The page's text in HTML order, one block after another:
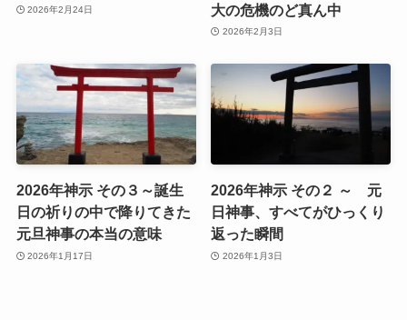
2026年2月24日
大の危機のど真ん中
2026年2月3日
2026年神示 その３～誕生
日の祈りの中で降りてきた
元旦神事の本当の意味
2026年1月17日
2026年神示 その２ ～ 元
日神事、すべてがひっくり
返った瞬間
2026年1月3日